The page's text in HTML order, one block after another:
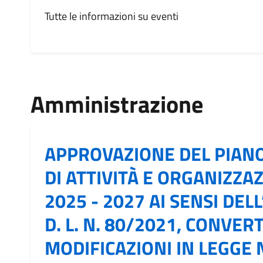
Tutte le informazioni su eventi
Amministrazione
APPROVAZIONE DEL
DI ATTIVITÀ E
2025 - 2027 AI SENSI
D. L. N. 80/2021,
MODIFICAZIONI IN